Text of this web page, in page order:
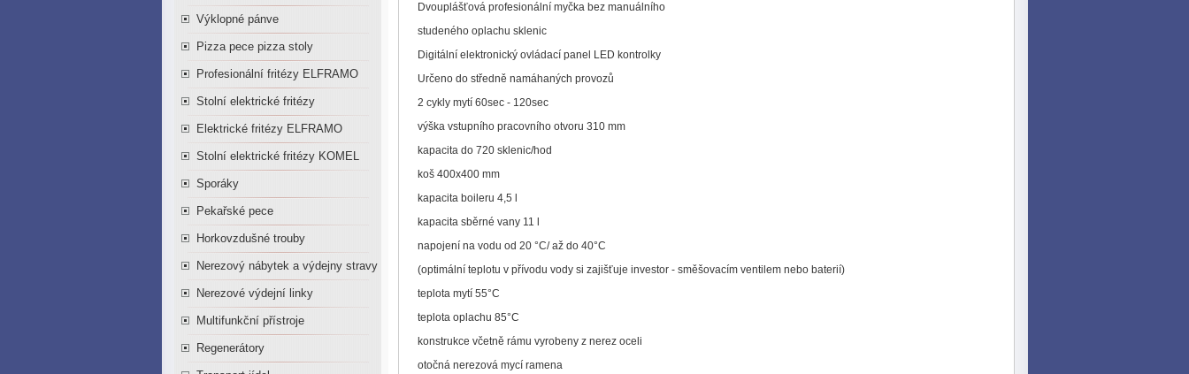
Výklopné pánve
Pizza pece pizza stoly
Profesionální fritézy ELFRAMO
Stolní elektrické fritézy
Elektrické fritézy ELFRAMO
Stolní elektrické fritézy KOMEL
Sporáky
Pekařské pece
Horkovzdušné trouby
Nerezový nábytek a výdejny stravy
Nerezové výdejní linky
Multifunkční přístroje
Regenerátory
Dvouplášťová profesionální myčka bez manuálního
studeného oplachu sklenic
Digitální elektronický ovládací panel LED kontrolky
Určeno do středně namáhaných provozů
2 cykly mytí 60sec - 120sec
výška vstupního pracovního otvoru 310 mm
kapacita do 720 sklenic/hod
koš 400x400 mm
kapacita boileru 4,5 l
kapacita sběrné vany 11 l
napojení na vodu od 20 °C/ až do 40°C
(optimální teplotu v přívodu vody si zajišťuje investor - směšovacím ventilem nebo baterií)
teplota mytí 55°C
teplota oplachu 85°C
konstrukce včetně rámu vyrobeny z nerez oceli
otočná nerezová mycí ramena